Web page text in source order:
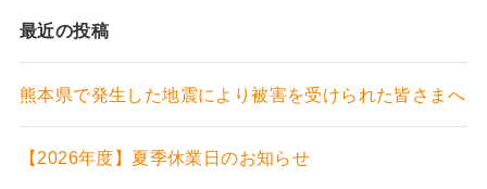
最近の投稿
熊本県で発生した地震により被害を受けられた皆さまへ
【2026年度】夏季休業日のお知らせ